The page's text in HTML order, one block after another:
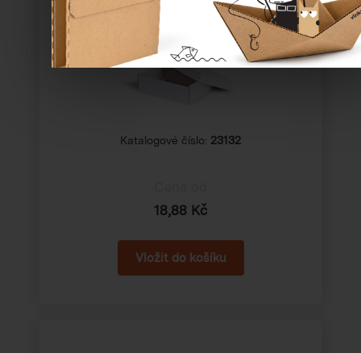
Krabice na formát A5 215×155×66 mm
Katalogové číslo: 23132
18,88 Kč